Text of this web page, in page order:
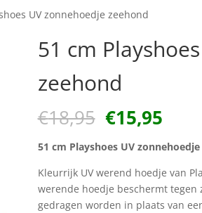
UV zonnehoedje zeehond
51 cm
zeehond
€18,95
prijs
was:
€18,95.
€15,95
is:
51 cm Playshoes UV
Kleurrijk UV werend hoedje van
werende hoedje beschermt tegen
gedragen worden in plaats van